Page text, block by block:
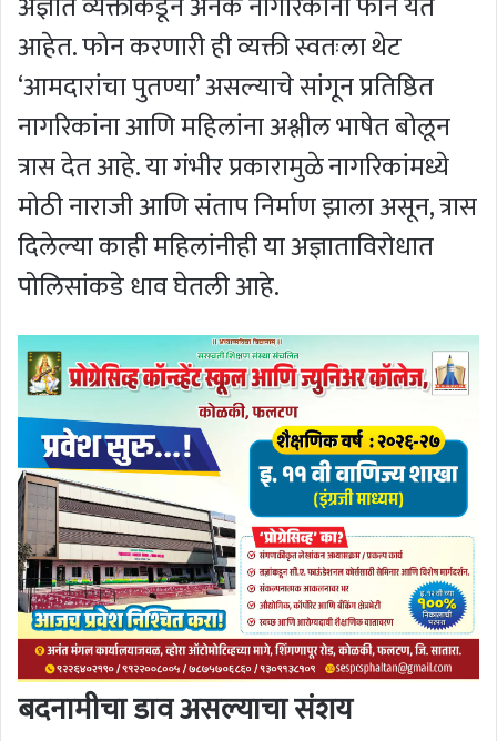
आहेत. फोन करणारी ही व्यक्ती स्वतःला थेट
‘आमदारांचा पुतण्या’ असल्याचे सांगून प्रतिष्ठित
नागरिकांना आणि महिलांना अश्लील भाषेत बोलून
त्रास देत आहे. या गंभीर प्रकारामुळे नागरिकांमध्ये
मोठी नाराजी आणि संताप निर्माण झाला असून, त्रास
दिलेल्या काही महिलांनीही या अज्ञाताविरोधात
पोलिसांकडे धाव घेतली आहे.
बदनामीचा डाव असल्याचा संशय